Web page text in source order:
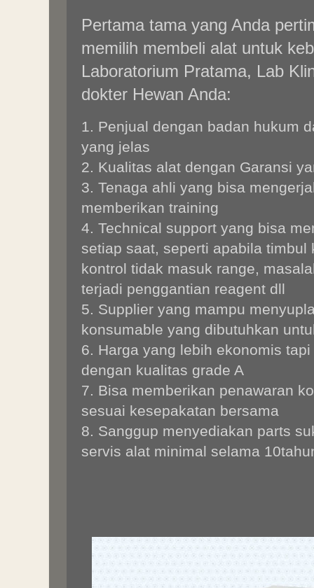
Pertama tama yang Anda
memilih membeli alat untuk
Laboratorium Pratama, Lab
dokter Hewan Anda:
1. Penjual dengan badan hukum
yang jelas
2. Kualitas alat dengan Garansi
3. Tenaga ahli yang bisa
memberikan training
4. Technical support yang bisa
setiap saat, seperti apabila timbul
kontrol tidak masuk range,
terjadi penggantian reagent dll
5. Supplier yang mampu
konsumable yang dibutuhkan
6. Harga yang lebih ekonomis
dengan kualitas grade A
7. Bisa memberikan penawaran
sesuai kesepakatan bersama
8. Sanggup menyediakan parts
servis alat minimal selama